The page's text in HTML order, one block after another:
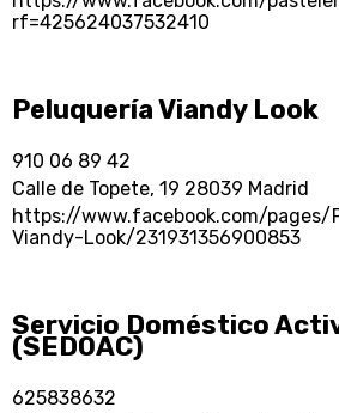
rf=425624037532410
Peluquería Viandy Look
910 06 89 42
Calle de Topete, 19 28039 Madrid
https://www.facebook.com/pages/
Viandy-Look/231931356900853
Servicio Doméstico
(SEDOAC)
625838632